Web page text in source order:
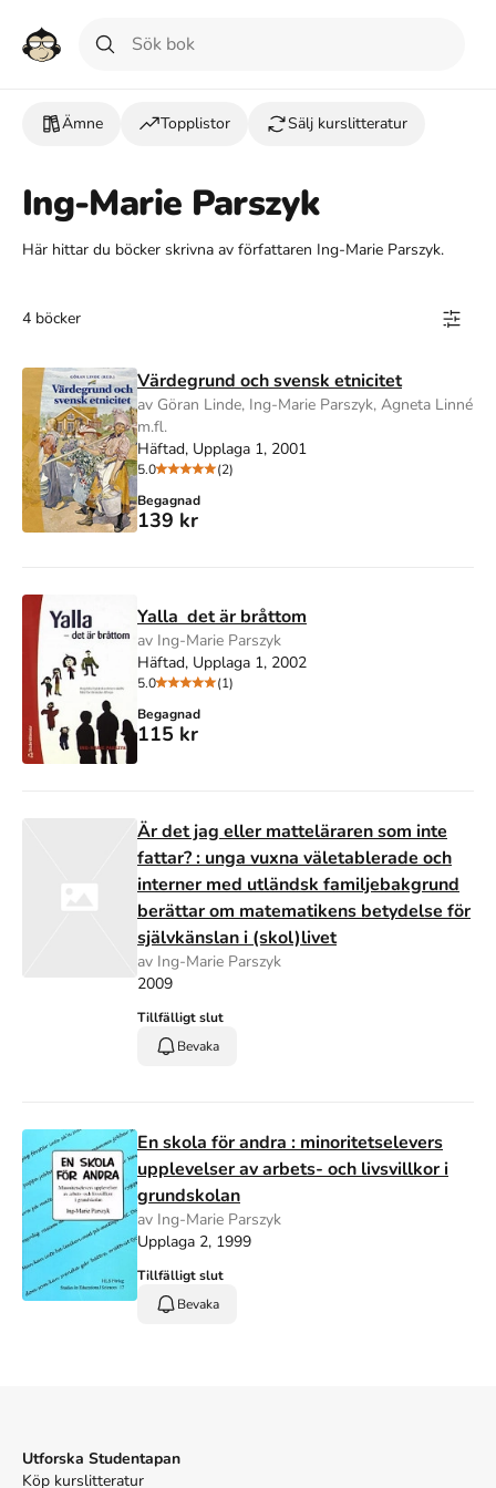
Ämne Topplistor Sälj kurslitteratur
Ing-Marie Parszyk
Här hittar du böcker skrivna av författaren Ing-Marie Parszyk.
4 böcker
Värdegrund och svensk etnicitet
av Göran Linde, Ing-Marie Parszyk, Agneta Linné
m.fl.
Häftad, Upplaga 1, 2001
5.0
(2)
Begagnad
139 kr
Yalla  det är bråttom
av Ing-Marie Parszyk
Häftad, Upplaga 1, 2002
5.0
(1)
Begagnad
115 kr
Är det jag eller matteläraren som inte
fattar? : unga vuxna väletablerade och
interner med utländsk familjebakgrund
berättar om matematikens betydelse för
självkänslan i (skol)livet
av Ing-Marie Parszyk
2009
Tillfälligt slut
Bevaka
En skola för andra : minoritetselevers
upplevelser av arbets- och livsvillkor i
grundskolan
av Ing-Marie Parszyk
Upplaga 2, 1999
Tillfälligt slut
Bevaka
Utforska Studentapan
Köp kurslitteratur